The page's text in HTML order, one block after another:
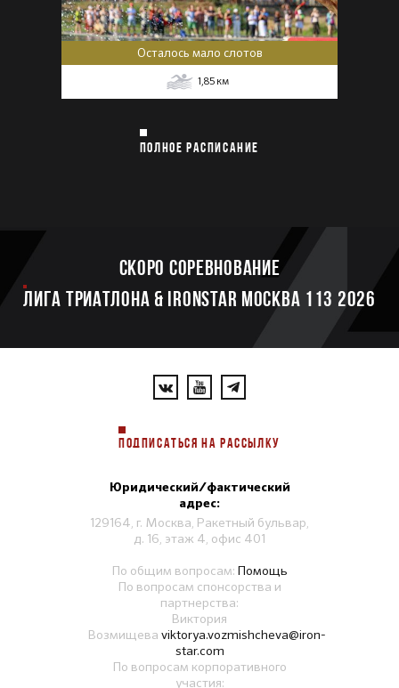
Осталось мало слотов
1,85 км
ПОЛНОЕ РАСПИСАНИЕ
Скоро соревнование
ЛИГА ТРИАТЛОНА & IRONSTAR МОСКВА 113 2026
ПОДПИСАТЬСЯ НА РАССЫЛКУ
Юридический/фактический
адрес:
129164, г. Москва, Ракетный бульвар,
д. 16, этаж 4, офис 401
По общим вопросам: Помощь
По вопросам спонсорства и
партнерства:
Виктория
Возмищева viktorya.vozmishcheva@iron-
star.com
По вопросам корпоративного
участия: